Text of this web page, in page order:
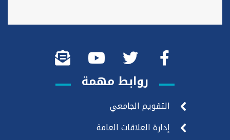
روابط مهمة
التقويم الجامعي
إدارة العلاقات العامة